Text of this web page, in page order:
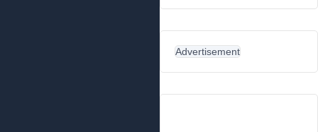
Advertisement